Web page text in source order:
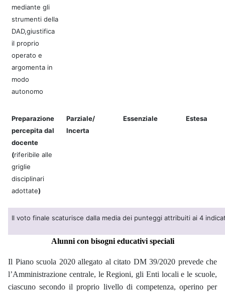
mediante gli
strumenti della
DAD,giustifica
il proprio
operato e
argomenta in
modo
autonomo
Preparazione
percepita dal
docente
(riferibile alle
griglie
disciplinari
adottate)
Parziale/
Incerta
Essenziale Estesa
Il voto finale scaturisce dalla media dei punteggi attribuiti ai 4
Alunni con bisogni educativi speciali
Il Piano scuola 2020 allegato al citato DM 39/2020 prevede che
l’Amministrazione centrale, le Regioni, gli Enti locali e le scuole,
ciascuno secondo il proprio livello di competenza, operino per